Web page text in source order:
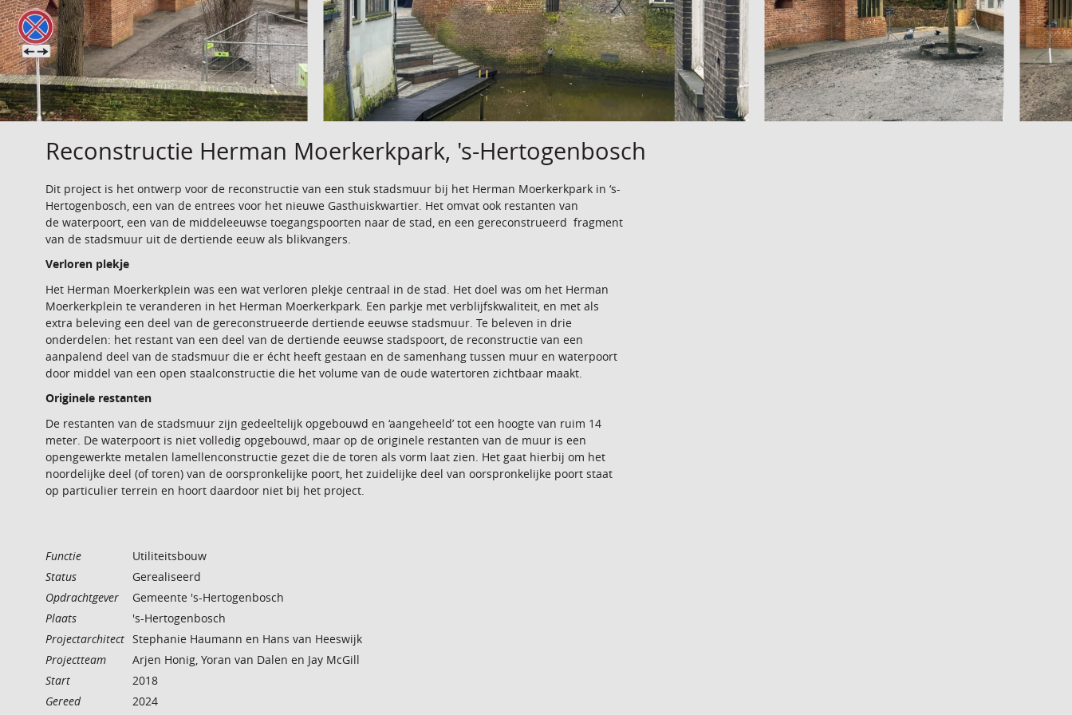
Reconstructie Herman Moerkerkpark, 's-Hertogenbosch
Dit project is het ontwerp voor de reconstructie van een stuk stadsmuur bij het Herman Moerkerkpark in ‘s-
Hertogenbosch, een van de entrees voor het nieuwe Gasthuiskwartier. Het omvat ook restanten van
de waterpoort, een van de middeleeuwse toegangspoorten naar de stad, en een gereconstrueerd fragment
van de stadsmuur uit de dertiende eeuw als blikvangers.
Verloren plekje
Het Herman Moerkerkplein was een wat verloren plekje centraal in de stad. Het doel was om het Herman
Moerkerkplein te veranderen in het Herman Moerkerkpark. Een parkje met verblijfskwaliteit, en met als
extra beleving een deel van de gereconstrueerde dertiende eeuwse stadsmuur. Te beleven in drie
onderdelen: het restant van een deel van de dertiende eeuwse stadspoort, de reconstructie van een
aanpalend deel van de stadsmuur die er écht heeft gestaan en de samenhang tussen muur en waterpoort
door middel van een open staalconstructie die het volume van de oude watertoren zichtbaar maakt.
Originele restanten
De restanten van de stadsmuur zijn gedeeltelijk opgebouwd en ‘aangeheeld’ tot een hoogte van ruim 14
meter. De waterpoort is niet volledig opgebouwd, maar op de originele restanten van de muur is een
opengewerkte metalen lamellenconstructie gezet die de toren als vorm laat zien. Het gaat hierbij om het
noordelijke deel (of toren) van de oorspronkelijke poort, het zuidelijke deel van oorspronkelijke poort staat
op particulier terrein en hoort daardoor niet bij het project.
Functie
Utiliteitsbouw
Status
Gerealiseerd
Opdrachtgever
Gemeente 's-Hertogenbosch
Plaats
's-Hertogenbosch
Projectarchitect Stephanie Haumann en Hans van Heeswijk
Projectteam
Arjen Honig, Yoran van Dalen en Jay McGill
Start
2018
Gereed
2024